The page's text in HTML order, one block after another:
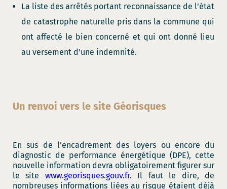
La liste des arrêtés portant reconnaissance de l’état
de catastrophe naturelle pris dans la commune qui
ont affecté le bien concerné et qui ont donné lieu
au versement d’une indemnité.
Un renvoi vers le site Géorisques
En sus de l’encadrement des loyers ou encore du
diagnostic de performance énergétique (DPE), cette
nouvelle information devra obligatoirement figurer sur
le site www.georisques.gouv.fr. Il faut le dire, de
nombreuses informations liées au risque étaient déjà